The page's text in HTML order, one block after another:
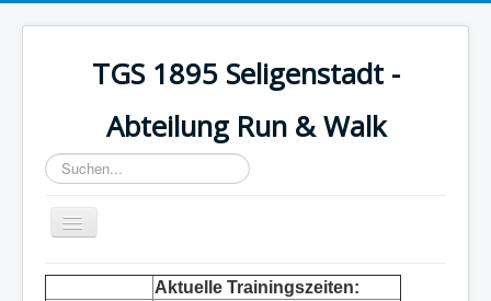
TGS 1895 Seligenstadt -
Abteilung Run & Walk
Suchen...
Toggle
Navigation
Startseite
Aktuelle Trainingszeiten: